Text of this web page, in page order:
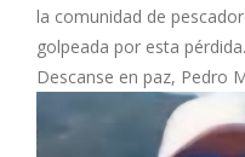
la comunidad de
golpeada por esta pérdida.
Descanse en paz, Pedro